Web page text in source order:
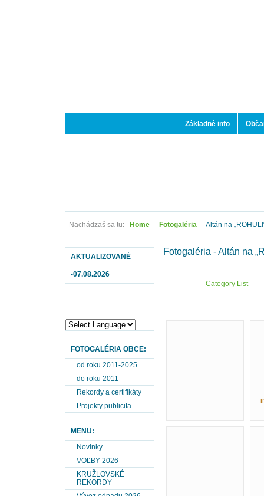
Základné info
Nachádzaš sa tu: Home Fotogaléria Altán na
AKTUALIZOVANÉ
-07.08.2026
FOTOGALÉRIA OBCE:
od roku 2011-2025
do roku 2011
Rekordy a certifikáty
Projekty publicita
MENU:
Novinky
VOĽBY 2026
KRUŽLOVSKÉ
REKORDY
Fotogaléria - Altán na
Category List